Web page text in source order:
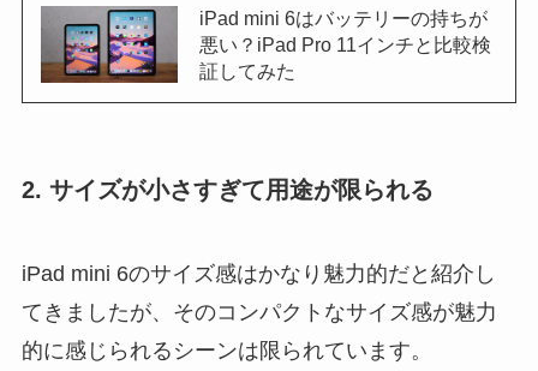
iPad mini 6はバッテリーの持ちが
悪い？iPad Pro 11インチと比較検
証してみた
2. サイズが小さすぎて用途が限られる
iPad mini 6のサイズ感はかなり魅力的だと紹介し
てきましたが、そのコンパクトなサイズ感が魅力
的に感じられるシーンは限られています。